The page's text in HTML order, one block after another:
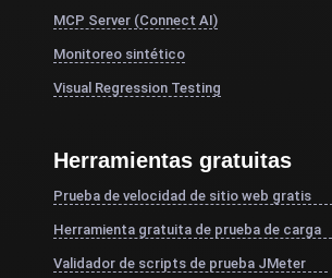
MCP Server (Connect AI)
Monitoreo sintético
Visual Regression Testing
Herramientas gratuitas
Prueba de velocidad de sitio web gratis
Herramienta gratuita de prueba de carga
Validador de scripts de prueba JMeter